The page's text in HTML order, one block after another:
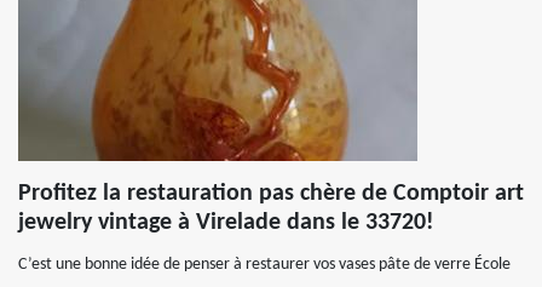
Profitez la restauration pas chère de Comptoir art
jewelry vintage à Virelade dans le 33720!
C’est une bonne idée de penser à restaurer vos vases pâte de verre École